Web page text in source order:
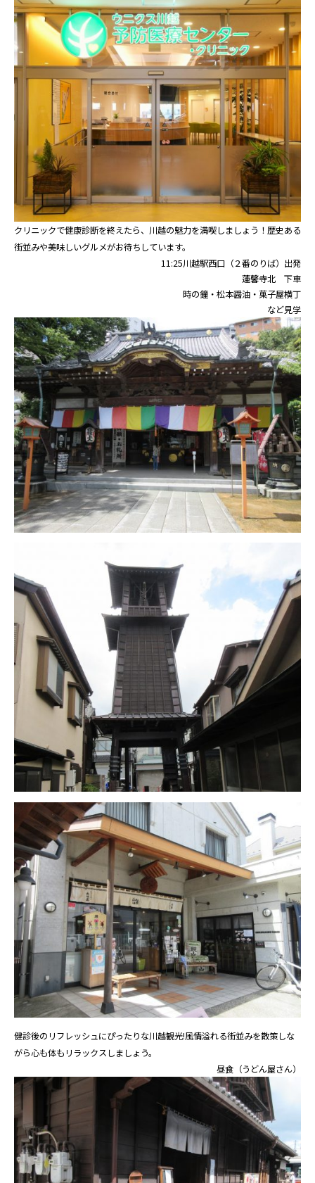
クリニックで健康診断を終えたら、川越の魅力を満喫しましょう！歴史ある
街並みや美味しいグルメがお待ちしています。
11:25川越駅西口（２番のりば）出発
蓮馨寺北 下車
時の鐘・松本醤油・菓子屋横丁
など見学
健診後のリフレッシュにぴったりな川越観光!風情溢れる街並みを散策しな
がら心も体もリラックスしましょう。
昼食（うどん屋さん）